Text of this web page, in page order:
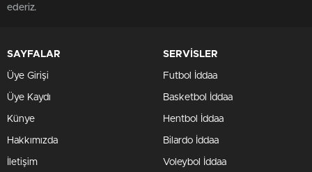
ederiz.
SAYFALAR
Üye Girişi
Üye Kaydı
Künye
Hakkımızda
İletişim
SERVİSLER
Futbol İddaa
Basketbol İddaa
Hentbol İddaa
Bilardo İddaa
Voleybol İddaa